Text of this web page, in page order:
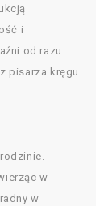
i
od razu
pisarza kręgu
w
w